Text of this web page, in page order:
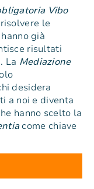
Vibo
le
già
risultati
La Mediazione
desidera
a noi e diventa
hanno scelto la
come chiave